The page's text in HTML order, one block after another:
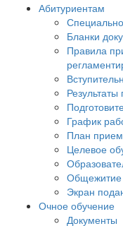
Абитуриентам
Бланки
Правила
График
План
Целевое
Общежитие
Экран
Очное обучение
Документы